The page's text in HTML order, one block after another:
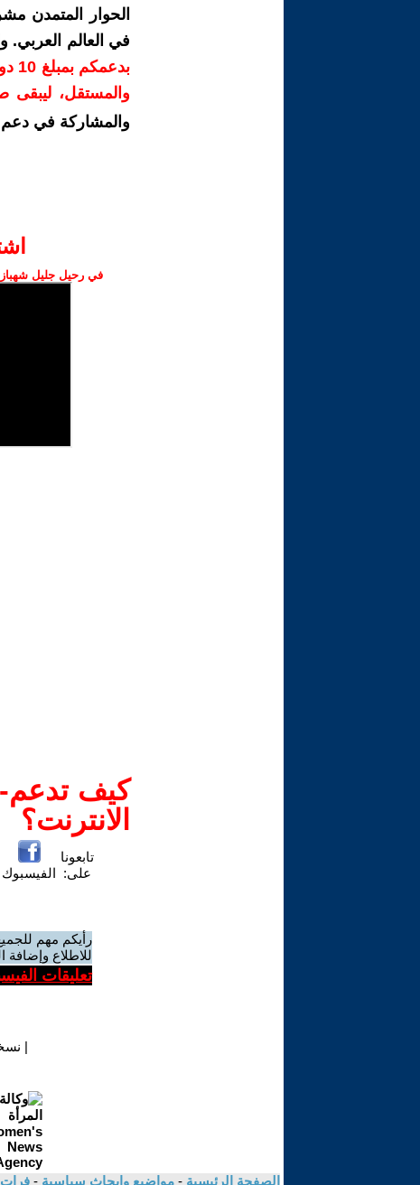
الحوار المتمدن
في العالم
والمستقل، ليبقى
والمشاركة في
في رحيل جليل
كيف تدعم-
الانترنت؟
تابعونا
على: الفيسبوك
رأيكم مهم
للاطلاع وإضافة
تعليقات
|
الصفحة الرئيسية - مواضيع وابحاث سياسية -